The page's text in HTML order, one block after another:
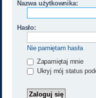
Nazwa użytkownika:
Hasło:
Nie pamiętam hasła
Zapamiętaj mnie
Ukryj mój status